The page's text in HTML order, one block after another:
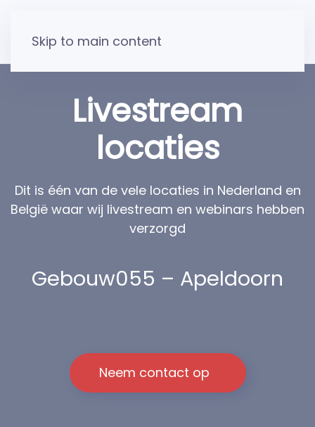
Skip to main content
Livestream
locaties
Dit is één van de vele locaties in Nederland en
België waar wij livestream en webinars hebben
verzorgd
Gebouw055 – Apeldoorn
Neem contact op